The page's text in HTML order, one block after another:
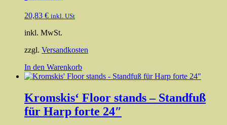
20,83 € inkl. USt
inkl. MwSt.
zzgl. Versandkosten
In den Warenkorb
Kromskis‘ Floor stands – Standfuß
für Harp forte 24″